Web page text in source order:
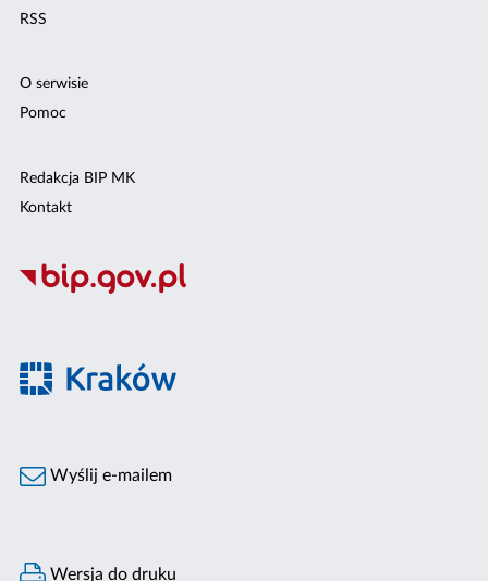
RSS
O serwisie
Pomoc
Redakcja BIP MK
Kontakt
Wyślij e-mailem
Wersja do druku